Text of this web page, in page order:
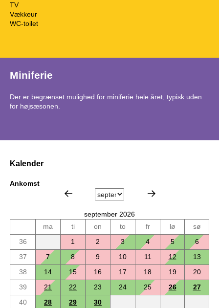
TV
Vækkeur
WC-toilet
Miniferie
Der er begrænset mulighed for miniferie hele året, typisk uden
for højsæsonen.
Kalender
Ankomst
september 2026
ma
ti on to fr lø
sø
36
1 2 3 4 5
6
37
7 8 9 10 11 12
13
38
14 15 16 17 18 19
20
39
21 22 23 24 25 26
27
40
28 29
30